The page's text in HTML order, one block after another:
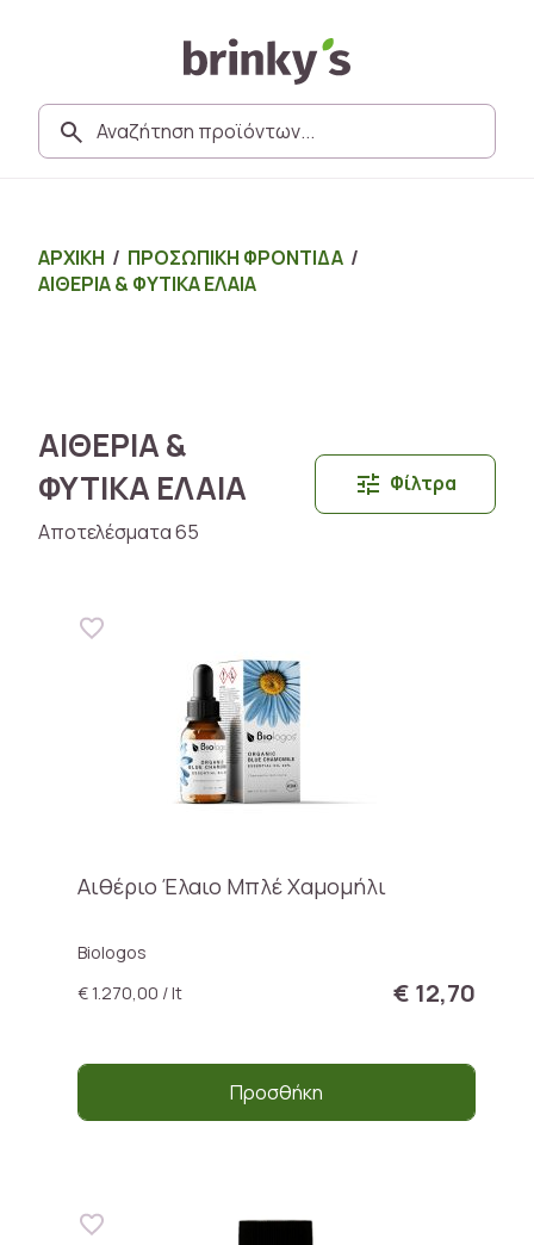
ΑΡΧΙΚΗ / ΠΡΟΣΩΠΙΚΗ ΦΡΟΝΤΙΔΑ /
ΑΙΘΕΡΙΑ & ΦΥΤΙΚΑ ΕΛΑΙΑ
ΑΙΘΕΡΙΑ &
ΦΥΤΙΚΑ ΕΛΑΙΑ
Αποτελέσματα 65
Φίλτρα
Αιθέριο Έλαιο Μπλέ Χαμομήλι
Biologos
€ 1.270,00 / lt
€ 12,70
Προσθήκη